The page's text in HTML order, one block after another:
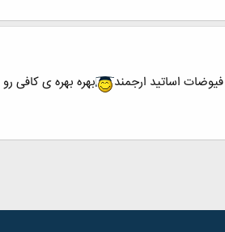
اساتید ارجمند
بهره بهره ی کافی رو